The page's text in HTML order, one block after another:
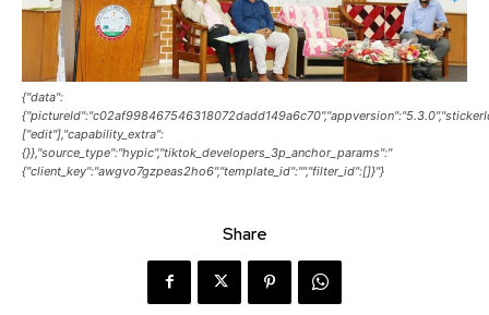
{"data":
["edit"],"capability_extra":
{}},"source_type":"hypic","tiktok_developers_3p_anchor_params":"
{"client_key":"awgvo7gzpeas2ho6","template_id":"","filter_id":[]}"}
Share